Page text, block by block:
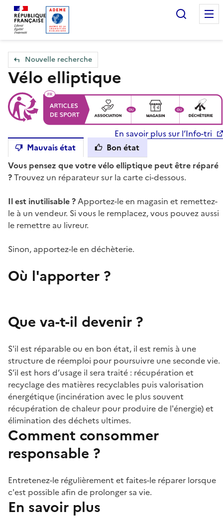
Accueil — Que Faire de mes objets & déchets
Nouvelle recherche
Vélo elliptique
En savoir plus sur l’Info-tri
Mauvais état
Bon état
Vous pensez que votre vélo elliptique peut être réparé
?Trouvez un réparateur sur la carte ci-dessous.
Il est inutilisable ?Apportez-le en magasin et remettez-
le à un vendeur. Si vous le remplacez, vous pouvez aussi
le remettre au livreur.
Sinon, apportez-le en déchèterie.
Où l'apporter ?
Que va-t-il devenir ?
S'il est réparable ou en bon état, il est remis à une
structure de réemploi pour poursuivre une seconde vie.
S’il est hors d’usage il sera traité : récupération et
recyclage des matières recyclables puis valorisation
énergétique (incinération avec le plus souvent
récupération de chaleur pour produire de l'énergie) et
élimination des déchets ultimes.
Comment consommer
responsable ?
Entretenez-le régulièrement et faites-le réparer lorsque
c'est possible afin de prolonger sa vie.
En savoir plus